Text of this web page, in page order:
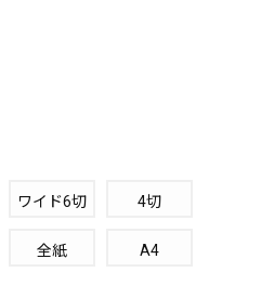
ワイド6切 4切
全紙 A4